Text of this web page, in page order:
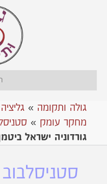
גולה ותקומה »
מחקר עומק »
גורדוניה ישראל ביטמן
סטניסלבוב